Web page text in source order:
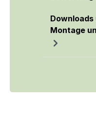
Downloads
Montage